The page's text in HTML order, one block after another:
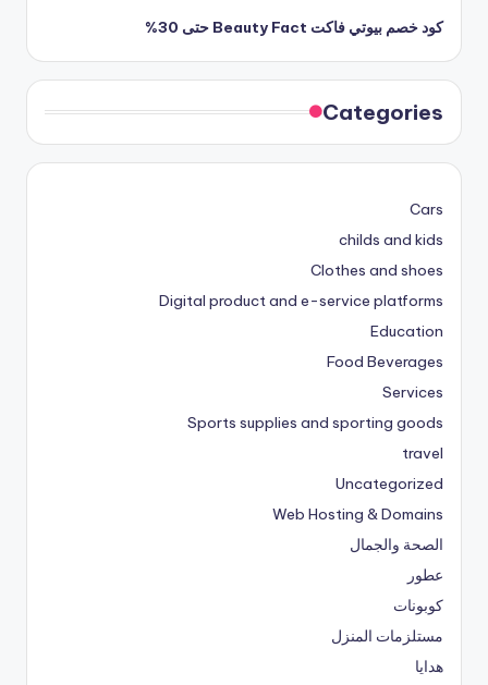
كود خصم بيوتي فاكت Beauty Fact حتى 30%
Categories
Cars
childs and kids
Clothes and shoes
Digital product and e-service platforms
Education
Food Beverages
Services
Sports supplies and sporting goods
travel
Uncategorized
Web Hosting & Domains
الصحة والجمال
عطور
كوبونات
مستلزمات المنزل
هدايا